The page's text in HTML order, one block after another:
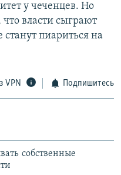
у чеченцев. Но
что власти сыграют
пиариться на
VPN Подпишитесь
собственные